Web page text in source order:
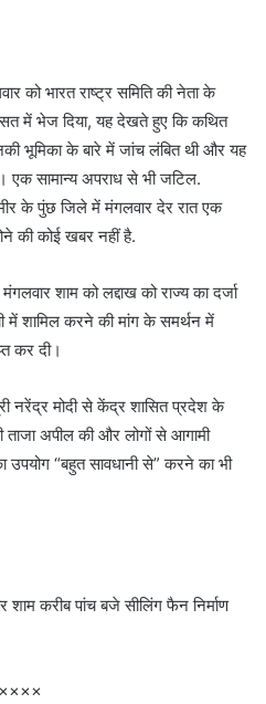
को भारत राष्ट्र समिति की नेता के
में भेज दिया, यह देखते हुए कि कथित
भूमिका के बारे में जांच लंबित थी और यह
एक सामान्य अपराध से भी जटिल.
के पुंछ जिले में मंगलवार देर रात एक
की कोई खबर नहीं है.
शाम को लद्दाख को राज्य का दर्जा
शामिल करने की मांग के समर्थन में
कर दी।
नरेंद्र मोदी से केंद्र शासित प्रदेश के
ताजा अपील की और लोगों से आगामी
उपयोग “बहुत सावधानी से” करने का भी
शाम करीब पांच बजे सीलिंग फैन निर्माण